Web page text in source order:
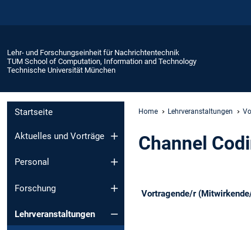
Lehr- und Forschungseinheit für Nachrichtentechnik
TUM School of Computation, Information and Technology
Technische Universität München
Startseite
Aktuelles und Vorträge
Personal
Forschung
Lehrveranstaltungen
Home Lehrveranstaltungen
Channel
Vortragende/r